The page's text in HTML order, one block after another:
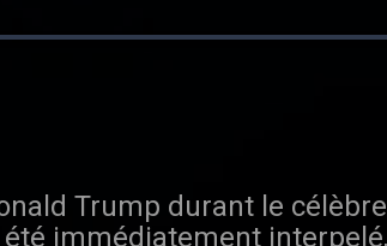
Trump durant le célèbre